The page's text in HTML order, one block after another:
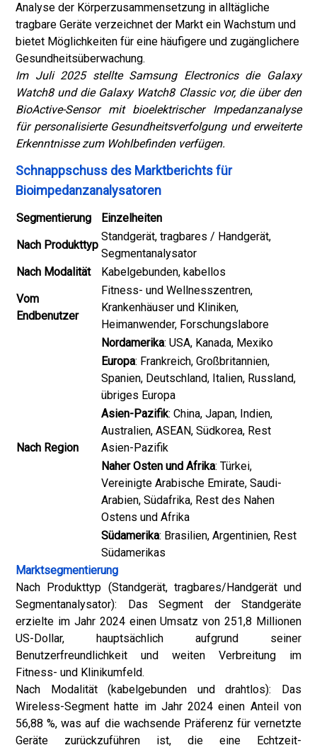
Analyse der Körperzusammensetzung in alltägliche
tragbare Geräte verzeichnet der Markt ein Wachstum und
bietet Möglichkeiten für eine häufigere und zugänglichere
Gesundheitsüberwachung.
Im Juli 2025 stellte Samsung Electronics die Galaxy
Watch8 und die Galaxy Watch8 Classic vor, die über den
BioActive-Sensor mit bioelektrischer Impedanzanalyse
für personalisierte Gesundheitsverfolgung und erweiterte
Erkenntnisse zum Wohlbefinden verfügen.
Schnappschuss des Marktberichts für
Bioimpedanzanalysatoren
Segmentierung
Einzelheiten
Nach Produkttyp
Standgerät, tragbares / Handgerät,
Segmentanalysator
Nach Modalität
Kabelgebunden, kabellos
Vom
Endbenutzer
Fitness- und Wellnesszentren,
Krankenhäuser und Kliniken,
Heimanwender, Forschungslabore
Nach Region
Nordamerika: USA, Kanada, Mexiko
Europa: Frankreich, Großbritannien,
Spanien, Deutschland, Italien, Russland,
übriges Europa
Asien-Pazifik: China, Japan, Indien,
Australien, ASEAN, Südkorea, Rest
Asien-Pazifik
Naher Osten und Afrika: Türkei,
Vereinigte Arabische Emirate, Saudi-
Arabien, Südafrika, Rest des Nahen
Ostens und Afrika
Südamerika: Brasilien, Argentinien, Rest
Südamerikas
Marktsegmentierung
Nach Produkttyp (Standgerät, tragbares/Handgerät und
Segmentanalysator): Das Segment der Standgeräte
erzielte im Jahr 2024 einen Umsatz von 251,8 Millionen
US-Dollar, hauptsächlich aufgrund seiner
Benutzerfreundlichkeit und weiten Verbreitung im
Fitness- und Klinikumfeld.
Nach Modalität (kabelgebunden und drahtlos): Das
Wireless-Segment hatte im Jahr 2024 einen Anteil von
56,88 %, was auf die wachsende Präferenz für vernetzte
Geräte zurückzuführen ist, die eine Echtzeit-